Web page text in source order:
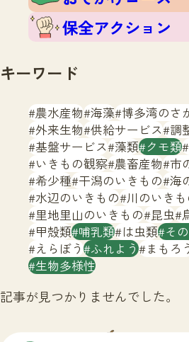
文字サイズ 小 中
ふくおかいきものマッ
マッチングTOP
掲載申し込みフォーム
お問合せ
生物多様性ふくおかウェブ
サイトマップ
保全アクション
キーワード
農水産物 海藻 博多湾のさ
外来生物 供給サービス 調
基盤サービス 藻類 クモ類
いきもの観察 農畜産物 市
希少種 干潟のいきもの 海
水辺のいきもの 川のいき
里地里山のいきもの 昆虫
甲殻類 哺乳類 は虫類 そ
えらぼう ふれよう まもろ
生物多様性
記事が見つかりませんでした。